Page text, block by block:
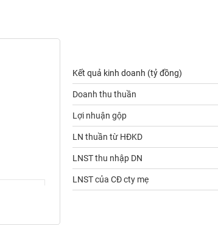
Kết quả kinh doanh (tỷ đồng)
Doanh thu thuần
Lợi nhuận gộp
LN thuần từ HĐKD
LNST thu nhập DN
LNST của CĐ cty mẹ